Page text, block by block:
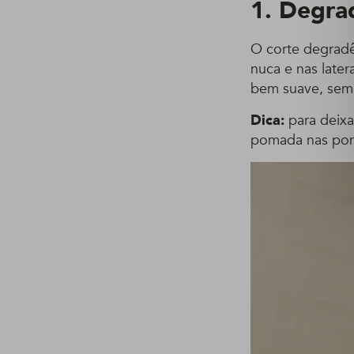
1.
O corte
nuca e nas
bem suave,
Dica: para
pomada nas